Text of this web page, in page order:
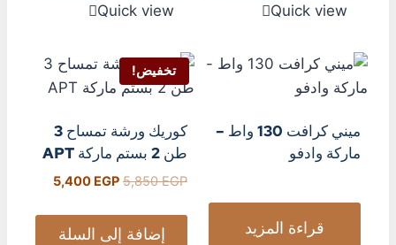
Quick view
Quick view
ميني كرافت 130 واط –
ماركة وادفو
قراءة المزيد
تخفيض!
كوريك ورشة تمساح 3
طن 2 بستم ماركة APT
5,850EGP
5,400 EGP
إضافة إلى السلة